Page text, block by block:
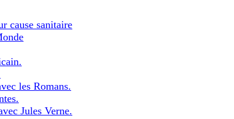
cause sanitaire
les Romans.
Jules Verne.